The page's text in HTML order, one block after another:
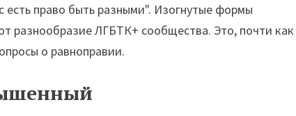
право быть разными". Изогнутые формы
разнообразие ЛГБТК+ сообщества. Это, почти как
о равноправии.